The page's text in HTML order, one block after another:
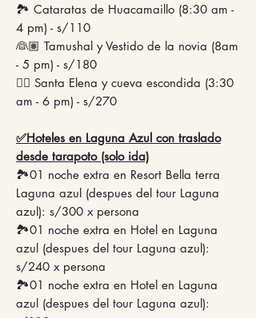
🏞️ Cataratas de Huacamaillo (8:30 am -
4 pm) - s/110
👰🏽 Tamushal y Vestido de la novia (8am
- 5 pm) - s/180
🚣‍♀️ Santa Elena y cueva escondida (3:30
am - 6 pm) - s/270
✅Hoteles en Laguna Azul con traslado
desde tarapoto (solo ida)
🏞️01 noche extra en Resort Bella terra
Laguna azul (despues del tour Laguna
azul): s/300 x persona
🏞️01 noche extra en Hotel en Laguna
azul (despues del tour Laguna azul):
s/240 x persona
🏞️01 noche extra en Hotel en Laguna
azul (despues del tour Laguna azul):